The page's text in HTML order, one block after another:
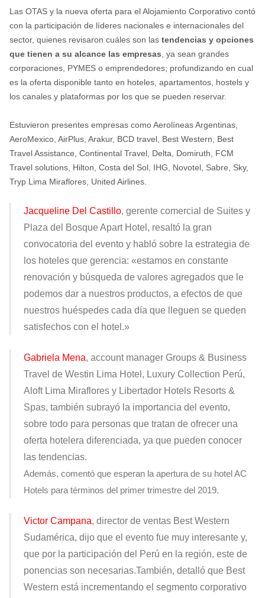
Las OTAS y la nueva oferta para el Alojamiento Corporativo contó
con la participación de líderes nacionales e internacionales del
sector, quienes revisaron cuáles son las tendencias y opciones
que tienen a su alcance las empresas , ya sean grandes
corporaciones, PYMES o emprendedores; profundizando en cual
es la oferta disponible tanto en hoteles, apartamentos, hostels y
los canales y plataformas por los que se pueden reservar.
Estuvieron presentes empresas como Aerolíneas Argentinas,
AeroMexico, AirPlus, Arakur, BCD travel, Best Western, Best
Travel Assistance, Continental Travel, Delta, Domiruth, FCM
Travel solutions, Hilton, Costa del Sol, IHG, Novotel, Sabre, Sky,
Tryp Lima Miraflores, United Airlines.
Jacqueline Del Castillo, gerente comercial de Suites y
Plaza del Bosque Apart Hotel, resaltó la gran
convocatoria del evento y habló sobre la estrategia de
los hoteles que gerencia: «estamos en constante
renovación y búsqueda de valores agregados que le
podemos dar a nuestros productos, a efectos de que
nuestros huéspedes cada día que lleguen se queden
satisfechos con el hotel.»
Gabriela Mena, account manager Groups & Business
Travel de Westin Lima Hotel, Luxury Collection Perú,
Aloft Lima Miraflores y Libertador Hotels Resorts &
Spas, también subrayó la importancia del evento,
sobre todo para personas que tratan de ofrecer una
oferta hotelera diferenciada, ya que pueden conocer
las tendencias.
Además, comentó que esperan la apertura de su hotel AC
Hotels para términos del primer trimestre del 2019.
Victor Campana, director de ventas Best Western
Sudamérica, dijo que el evento fue muy interesante y,
que por la participación del Perú en la región, este de
ponencias son necesarias.También, detalló que Best
Western está incrementando el segmento corporativo